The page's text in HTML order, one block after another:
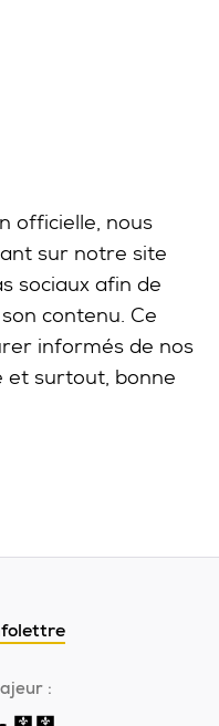
officielle, nous
sur notre site
sociaux afin de
contenu. Ce
informés de nos
et surtout, bonne
: